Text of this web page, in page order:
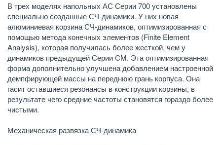
В трех моделях напольных АС Серии 700 установлены
специально созданные СЧ-динамики. У них новая
алюминиевая корзина СЧ-динамиков, оптимизированная с
помощью метода конечных элементов (Finite Element
Analysis), которая получилась более жесткой, чем у
динамиков предыдущей Серии CM. Эта оптимизированная
форма дополнительно улучшена добавлением настроенной
демпфирующей массы на переднюю грань корпуса. Она
гасит оставшиеся резонансы в конструкции корзины, в
результате чего средние частоты становятся гораздо более
чистыми.
Механическая развязка СЧ-динамика